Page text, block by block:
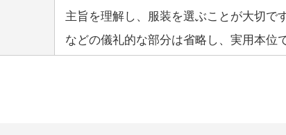
主旨を理解し、服装を選ぶことが大切で
などの儀礼的な部分は省略し、実用本位